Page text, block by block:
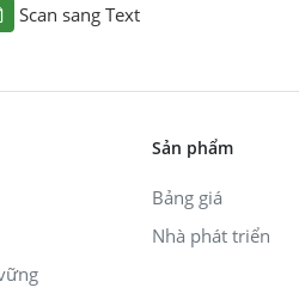
Scan sang Text
Sản phẩm
Bảng giá
Nhà phát triển